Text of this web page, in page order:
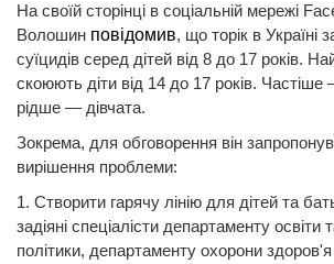
На своїй сторінці в соціальній мережі
Волошин повідомив, що торік в Україні
суїцидів серед дітей від 8 до 17 років.
скоюють діти від 14 до 17 років. Частіше
рідше — дівчата.
Зокрема, для обговорення він
вирішення проблеми:
1. Створити гарячу лінію для дітей та
задіяні спеціалісти департаменту освіти
політики, департаменту охорони